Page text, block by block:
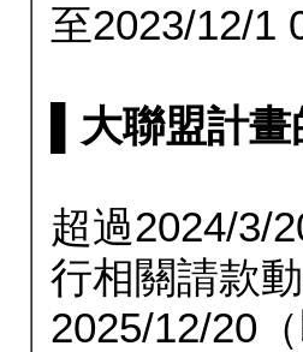
至2023/12/1
▌大聯盟計
超過2024/3/
行相關請款
2025/12/20